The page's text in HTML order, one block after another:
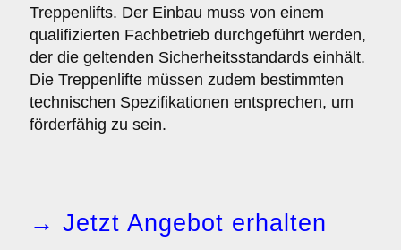
Treppenlifts. Der Einbau muss von einem
qualifizierten Fachbetrieb durchgeführt werden,
der die geltenden Sicherheitsstandards einhält.
Die Treppenlifte müssen zudem bestimmten
technischen Spezifikationen entsprechen, um
förderfähig zu sein.
→ Jetzt Angebot erhalten